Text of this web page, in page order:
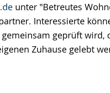
unter "Betreutes
Interessierte
geprüft wird,
Zuhause gelebt